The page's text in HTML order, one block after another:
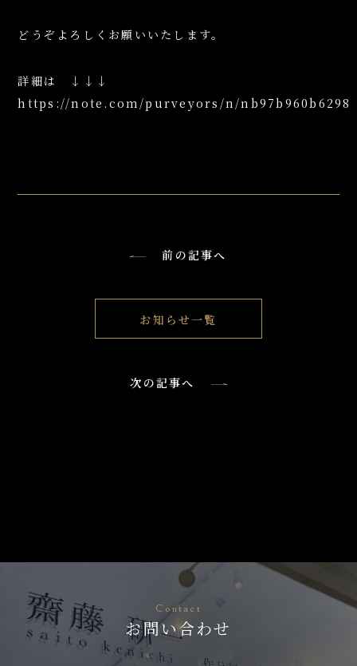
どうぞよろしくお願いいたします。
詳細は ↓↓↓
https://note.com/purveyors/n/nb97b960b6298
前の記事へ
お知らせ一覧
次の記事へ
Contact
お問い合わせ